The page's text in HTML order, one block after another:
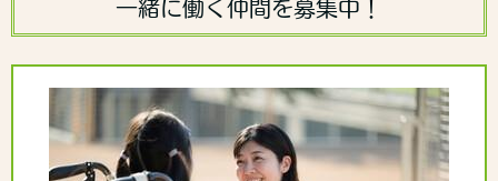
一緒に働く仲間を募集中！